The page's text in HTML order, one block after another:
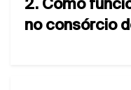
no consórcio